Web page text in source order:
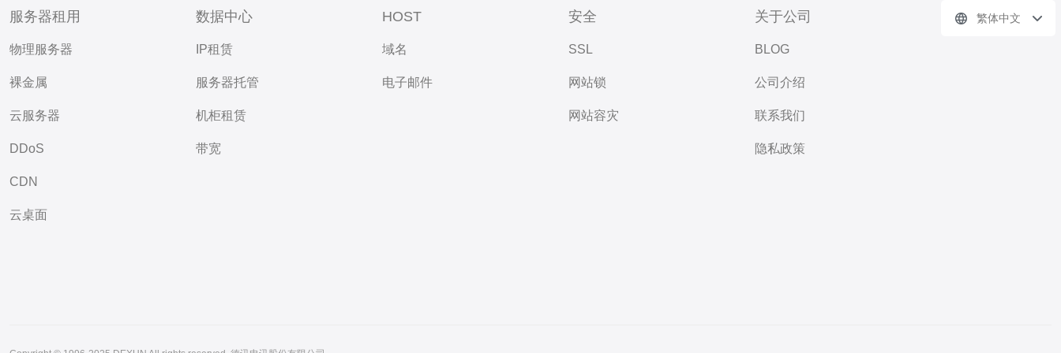
服务器租用
物理服务器
裸金属
云服务器
DDoS
CDN
云桌面
数据中心
IP租赁
服务器托管
机柜租赁
带宽
HOST
域名
电子邮件
安全
SSL
网站锁
网站容灾
关于公司
BLOG
公司介绍
联系我们
隐私政策
繁体中文